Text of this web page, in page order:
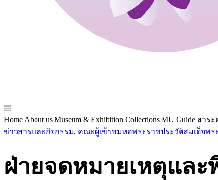
Home About us Museum & Exhibition Collections MU Guide สาระ
ข่าวสารและกิจกรรม, คณะผู้เข้าชมหอพระราชประวัติสมเด็จพ
ฝ่ายจดหมายเหตุแล